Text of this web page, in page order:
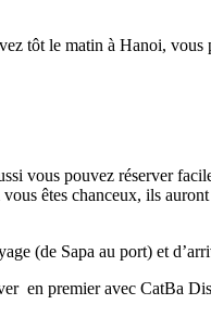
tôt le matin à Hanoi,
vous pouvez réserver
êtes chanceux, ils
(de Sapa au port) et
en premier avec CatBa